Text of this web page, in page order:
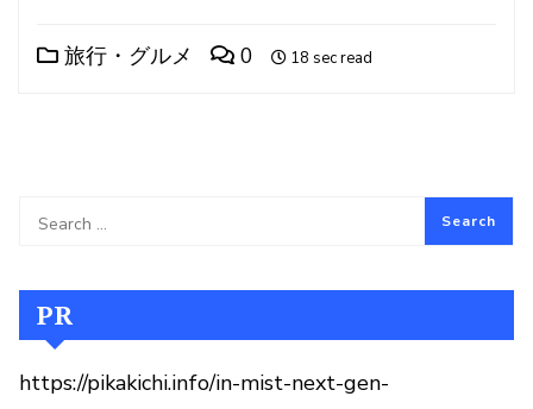
旅行・グルメ 0 18 sec read
PR
https://pikakichi.info/in-mist-next-gen-